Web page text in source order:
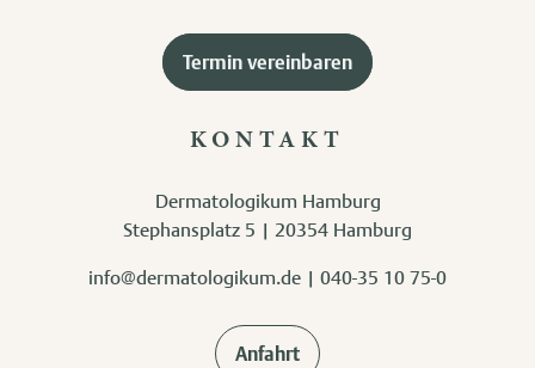
Termin vereinbaren
KONTAKT
Dermatologikum Hamburg
Stephansplatz 5 | 20354 Hamburg
info@dermatologikum.de | 040-35 10 75-0
Anfahrt